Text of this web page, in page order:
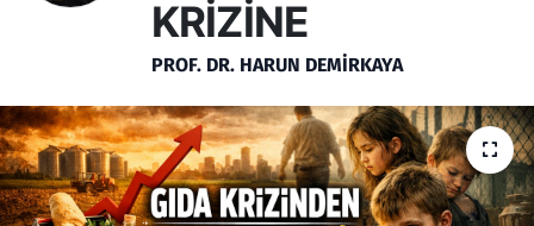
KRİZİNE
PROF. DR. HARUN DEMİRKAYA
Yaşam
Hava Durumu
Son Dakika Haberleri
Haber Arşivi